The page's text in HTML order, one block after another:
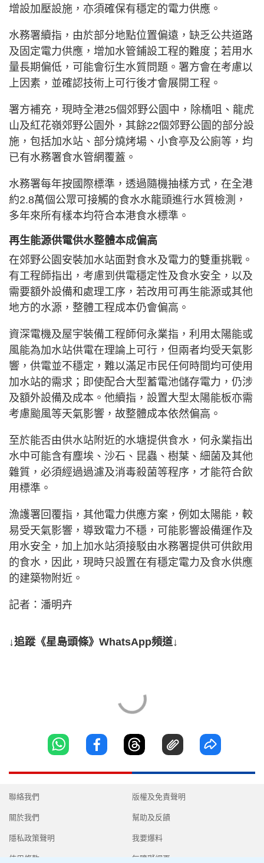
增設加壓設施，亦須確保有穩定的電力供應。
水務署續指，由於部分地點位置偏遠，缺乏公共道路
及固定電力供應，增加水管鋪設工程的難度；若用水
量長期偏低，可能會衍生水質問題。署方會在考慮以
上因素，並確認技術上可行後才會展開工程。
署方補充，現時全港25個郊野公園中，除橋咀、龍虎
山及紅花嶺郊野公園外，其餘22個郊野公園的部分設
施，包括加水站、部分燒烤場、小食亭及公廁等，均
已有水務署食水管網覆蓋。
水務署每年按國際標準，透過隨機抽樣方式，在全港
約2.8萬個公眾可接觸的食水水龍頭進行水質檢測，
多年來所有樣本均符合本港食水標準。
再生能源供電供水整體本成偏高
在郊野公園安裝加水站面對食水及電力的雙重挑戰。
有工程師指出，考慮到供電穩定性及食水安全，以及
需要額外設備和處理工序，若改用可再生能源或其他
地方的水源，整體工程成本仍會偏高。
資深電機及屋宇裝備工程師何永業指，利用太陽能或
風能為加水站供電在理論上可行，但兩者均受天氣影
響，供電並不穩定，難以滿足市民任何時間均可使用
加水站的需求；即使配合大型蓄電池儲存電力，仍涉
及額外設備及成本。他續指，設置大型太陽能板亦需
考慮颱風等天氣影響，故整體成本依然偏高。
至於能否由供水站附近的水塘提供食水，何永業指出
水中可能含有塵埃、沙石、昆蟲、樹葉、細菌及其他
雜質，必須經過過濾及消毒殺菌等程序，才能符合飲
用標準。
漁護署回覆指，其他電力供應方案，例如太陽能，較
易受天氣影響，導致電力不穩，可能影響設備運作及
用水安全，加上加水站須接駁由水務署提供可供飲用
的食水，因此，現時只設置在有穩定電力及食水供應
的建築物附近。
記者：潘明卉
↓追蹤《星島頭條》WhatsApp頻道↓
聯絡我們
關於我們
隱私政策聲明
使用條款
版權及免責聲明
幫助及反饋
我要爆料
無障礙網頁